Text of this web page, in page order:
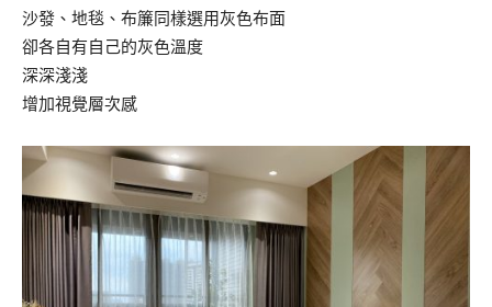
沙發、地毯、布簾同樣選用灰色布面
卻各自有自己的灰色溫度
深深淺淺
增加視覺層次感